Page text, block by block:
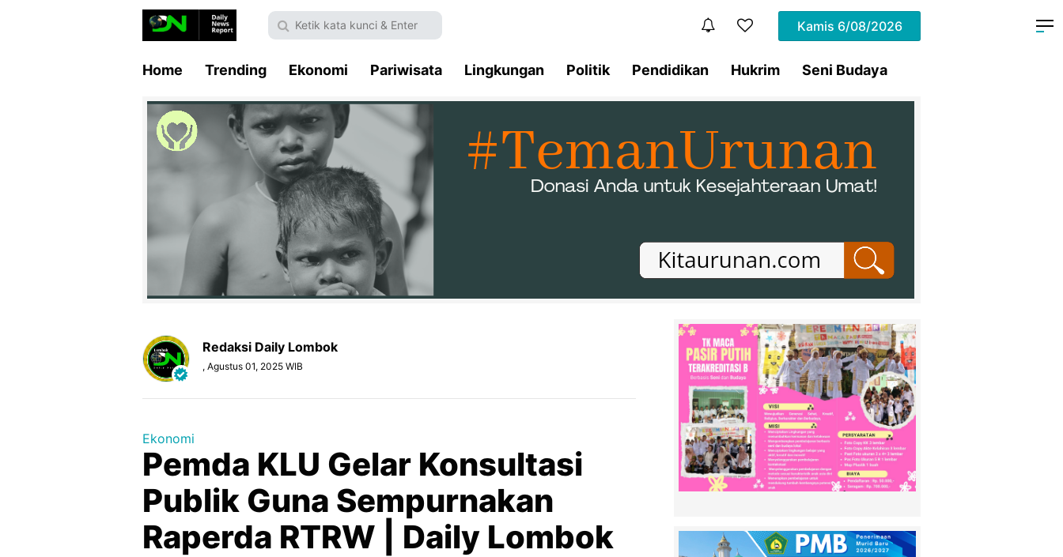
Kamis 6/08/2026
Home Trending Ekonomi Pariwisata Lingkungan Politik Pendidikan Hukrim Seni Budaya
Redaksi Daily Lombok
, Agustus 01, 2025 WIB
Ekonomi
Pemda KLU Gelar Konsultasi
Publik Guna Sempurnakan
Raperda RTRW | Daily Lombok